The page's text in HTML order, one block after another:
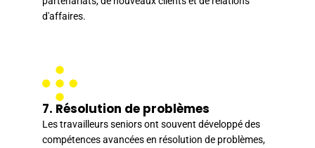
d'affaires.
7. Résolution de problèmes
Les travailleurs seniors ont souvent développé des
compétences avancées en résolution de problèmes,